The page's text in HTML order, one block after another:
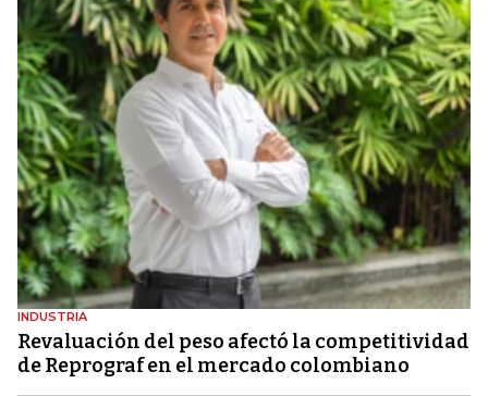
INDUSTRIA
Revaluación del peso afectó la competitividad
de Reprograf en el mercado colombiano